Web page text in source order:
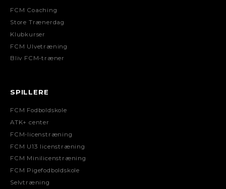
FCM Coaching
Store Trænerdag
Klubkurser
FCM Ulvetræning
Bliv FCM-træner
SPILLERE
FCM Fodboldskole
ATK+ center
FCM-licenstræning
FCM U13 licenstræning
FCM Minilicenstræning
FCM Pigefodboldskole
Selvtræning